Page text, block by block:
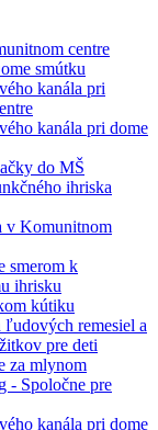
centre
smútku
kanála pri
kanála pri dome
do MŠ
ihriska
v Komunitnom
smerom k
ihrisku
kútiku
remesiel a
pre deti
za mlynom
- Spoločne pre
kanála pri dome